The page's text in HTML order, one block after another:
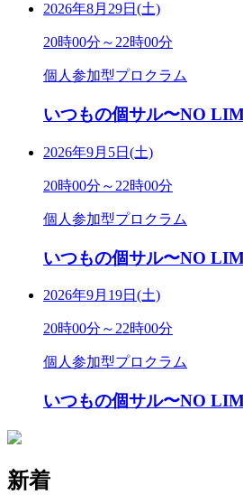
2026年8月29日(土)
20時00分～22時00分
個人参加型プロクラム
いつもの個サル〜NO
2026年9月5日(土)
20時00分～22時00分
個人参加型プロクラム
いつもの個サル〜NO
2026年9月19日(土)
20時00分～22時00分
個人参加型プロクラム
いつもの個サル〜NO
新着